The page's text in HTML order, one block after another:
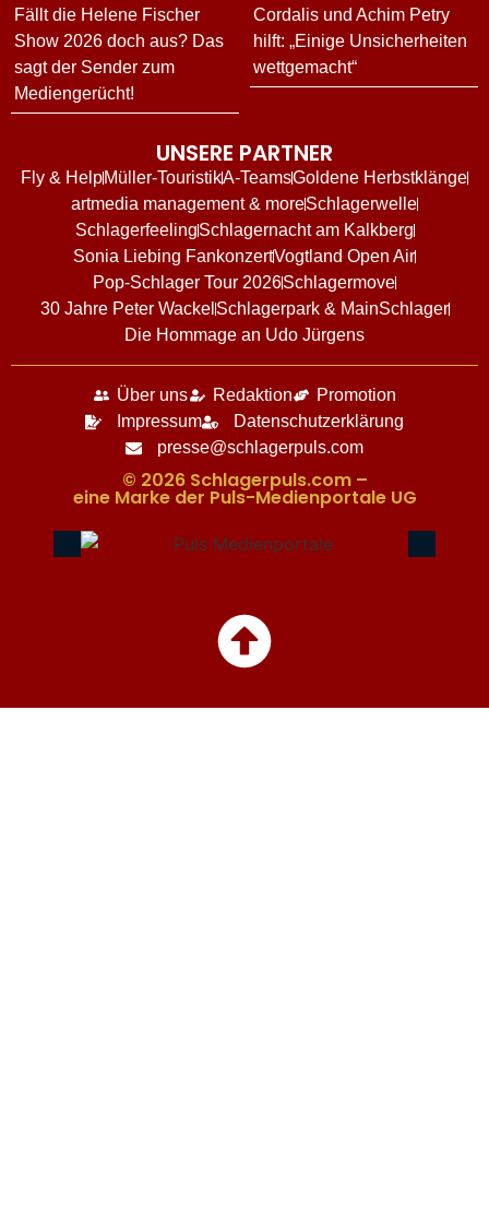
Fällt die Helene Fischer
Show 2026 doch aus? Das
sagt der Sender zum
Mediengerücht!
Cordalis und Achim Petry
hilft: „Einige Unsicherheiten
wettgemacht“
UNSERE PARTNER
Fly & HelpMüller-TouristikA-TeamsGoldene Herbstklänge
artmedia management & moreSchlagerwelle
SchlagerfeelingSchlagernacht am Kalkberg
Sonia Liebing FankonzertVogtland Open Air
Pop-Schlager Tour 2026Schlagermove
30 Jahre Peter Wackel Schlagerpark & MainSchlager
Die Hommage an Udo Jürgens
Über uns Redaktion
Promotion
Impressum
Datenschutzerklärung
presse@schlagerpuls.com
© 2026 Schlagerpuls.com –
eine Marke der Puls-Medienportale UG​